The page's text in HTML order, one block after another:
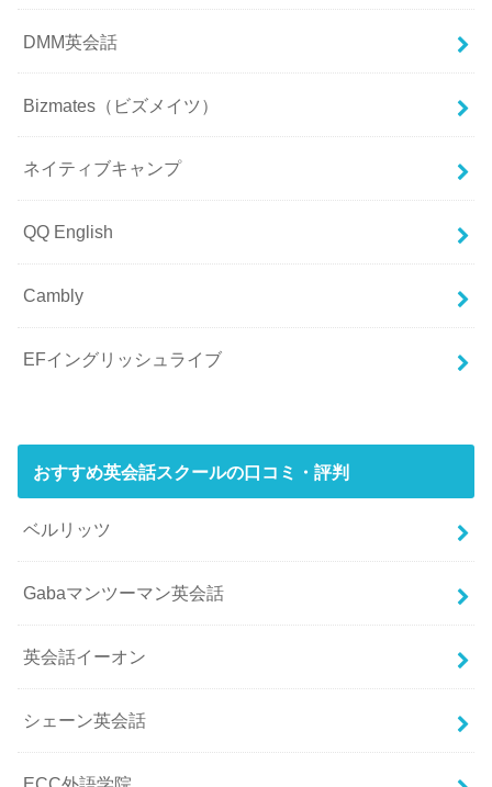
DMM英会話
Bizmates（ビズメイツ）
ネイティブキャンプ
QQ English
Cambly
EFイングリッシュライブ
おすすめ英会話スクールの口コミ・評判
ベルリッツ
Gabaマンツーマン英会話
英会話イーオン
シェーン英会話